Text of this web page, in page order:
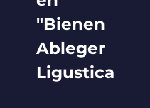
"Bienen
Ableger
Ligustica